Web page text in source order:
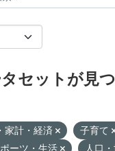
セットが見
家計・経済
子育て
ーツ・生活
人口